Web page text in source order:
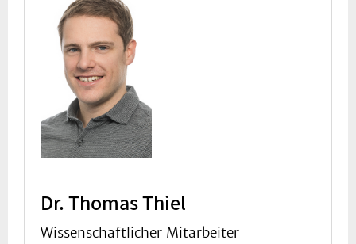
Dr. Thomas Thiel
Wissenschaftlicher Mitarbeiter